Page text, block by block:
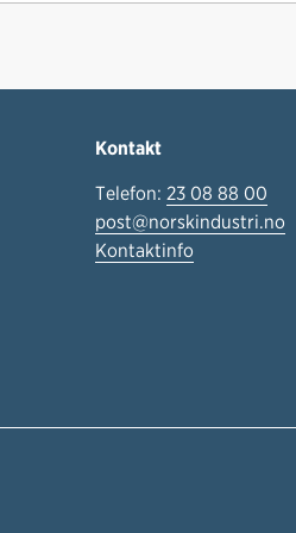
Kontakt
Telefon: 23 08 88 00
post@norskindustri.no
Kontaktinfo